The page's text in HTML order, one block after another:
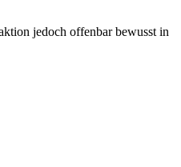
jedoch offenbar bewusst in